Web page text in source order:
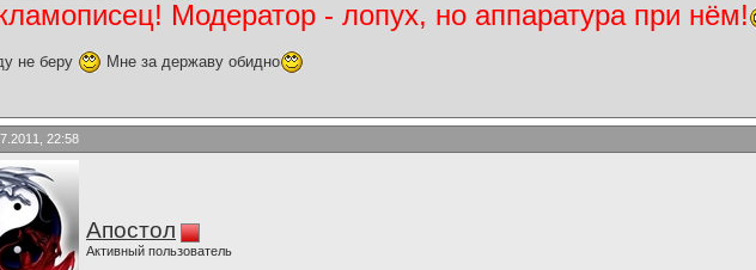
Модератор - лопух, но аппаратура при нём!
не беру Мне за державу обидно
22:58
Апостол
Активный пользователь